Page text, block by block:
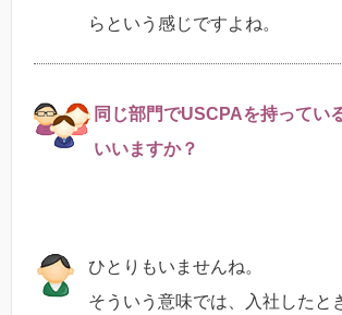
らという感じですよね。
同じ部門でUSCPAを持ってい
いいますか？
ひとりもいませんね。
そういう意味では、入社したと